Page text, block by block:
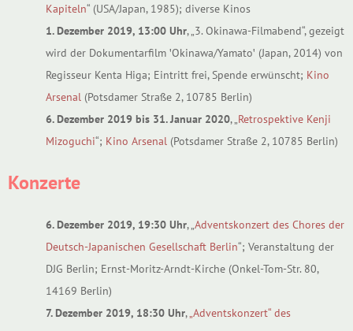
Kapiteln“ (USA/Japan, 1985); diverse Kinos
1. Dezember 2019, 13:00 Uhr, „3. Okinawa-Filmabend“, gezeigt
wird der Dokumentarfilm ꞌOkinawa/Yamatoꞌ (Japan, 2014) von
Regisseur Kenta Higa; Eintritt frei, Spende erwünscht; Kino
Arsenal(Potsdamer Straße 2, 10785 Berlin)
6. Dezember 2019 bis 31. Januar 2020, „Retrospektive Kenji
Mizoguchi“; Kino Arsenal(Potsdamer Straße 2, 10785 Berlin)
Konzerte
6. Dezember 2019, 19:30 Uhr, „Adventskonzert des Chores der
Deutsch-Japanischen Gesellschaft Berlin“; Veranstaltung der
DJG Berlin; Ernst-Moritz-Arndt-Kirche (Onkel-Tom-Str. 80,
14169 Berlin)
7. Dezember 2019, 18:30 Uhr,„Adventskonzert“ des